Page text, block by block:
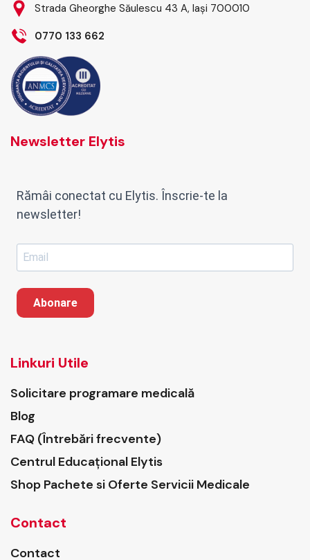
Strada Gheorghe Săulescu 43 A, Iași 700010
0770 133 662
Newsletter Elytis
Rămâi conectat cu Elytis. Înscrie-te la
newsletter!
Abonare
Linkuri Utile
Solicitare programare medicală
Blog
FAQ (Întrebări frecvente)
Centrul Educațional Elytis
Shop Pachete si Oferte Servicii Medicale
Contact
Contact